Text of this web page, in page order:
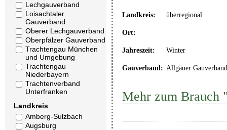
Lechgauverband
Loisachtaler
Gauverband
Oberer Lechgauverband
Oberpfälzer Gauverband
Trachtengau München
und Umgebung
Trachtengau
Niederbayern
Trachtenverband
Unterfranken
Landkreis
Amberg-Sulzbach
Augsburg
Landkreis: überregional
Ort:
Jahreszeit: Winter
Gauverband: Allgäuer Gauverband
Mehr zum Brauch